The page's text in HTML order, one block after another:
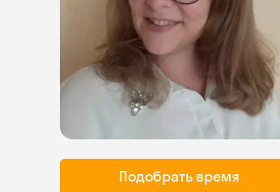
Подобрать время